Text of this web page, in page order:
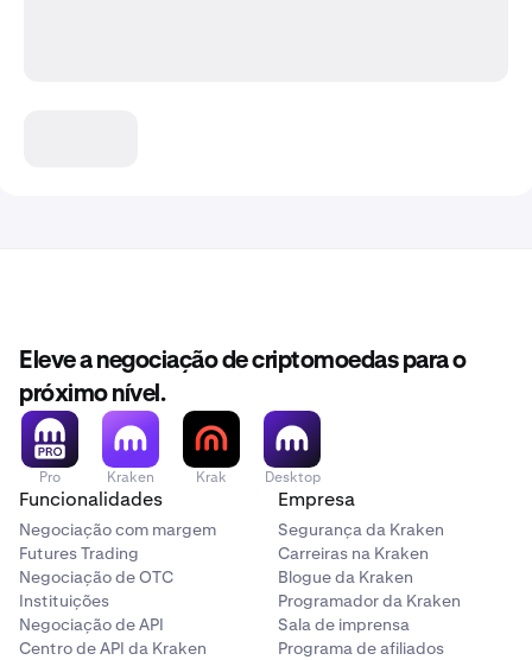
Eleve a negociação de criptomoedas para o
próximo nível.
Pro Kraken Krak Desktop
Funcionalidades
Negociação com margem
Futures Trading
Negociação de OTC
Instituições
Negociação de API
Centro de API da Kraken
Empresa
Segurança da Kraken
Carreiras na Kraken
Blogue da Kraken
Programador da Kraken
Sala de imprensa
Programa de afiliados